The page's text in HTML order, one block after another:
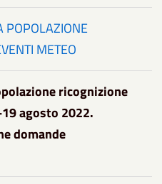
POPOLAZIONE
METEO
ricognizione
agosto 2022.
domande